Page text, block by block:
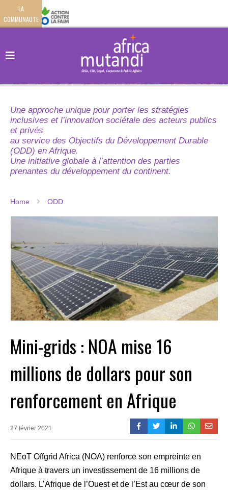
LA
COMMUNAUTE
Une approche unique pour porter les stratégies
inclusives et l’innovation sociétale des acteurs publics
et privés
au service des Objectifs du Développement Durable
(ODD) en Afrique.
Une initiative globale à l’attention des parties
prenantes du développement du continent.
Home ODD
Mini-grids : NOA mise 16
millions de dollars pour son
renforcement en Afrique
27 février 2021
NEoT Offgrid Africa (NOA) renforce son empreinte en
Afrique à travers un investissement de 16 millions de
dollars. L’Afrique de l’Ouest et de l’Est au cœur de son